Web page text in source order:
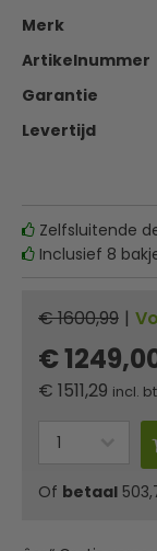
Merk
Artikelnummer
Garantie
Levertijd
Zelfsluitende
Inclusief 8
€ 1600,99 |
€
€ 1511,29 incl.
Of betaal